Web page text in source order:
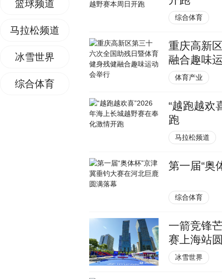
篮球频道
马拉松频道
冰雪世界
综合体育
综合体育
重庆高新
融合趣味
体育产业
“越跑越欢
跑
马拉松频道
第一届“奥
综合体育
一箭竞锋
赛上海站
冰雪世界